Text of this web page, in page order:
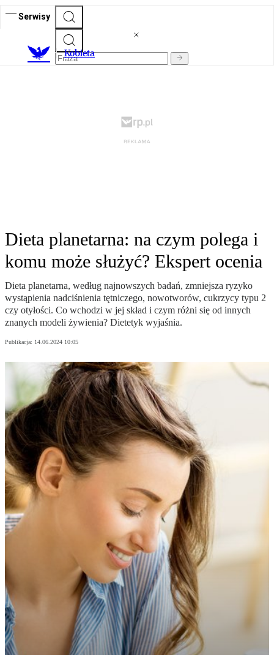
Serwisy
Kobieta
Dieta planetarna: na czym polega i
komu może służyć? Ekspert ocenia
Dieta planetarna, według najnowszych badań, zmniejsza ryzyko
wystąpienia nadciśnienia tętniczego, nowotworów, cukrzycy typu 2
czy otyłości. Co wchodzi w jej skład i czym różni się od innych
znanych modeli żywienia? Dietetyk wyjaśnia.
Publikacja: 14.06.2024 10:05